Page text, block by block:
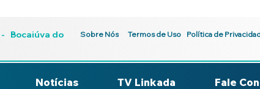
- Bocaiúva do
Sobre Nós Termos de Uso Política de
Notícias TV Linkada Fale